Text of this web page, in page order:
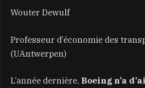
Wouter Dewulf
Professeur d’économie des
(UAntwerpen)
L’année dernière, Boeing n’a